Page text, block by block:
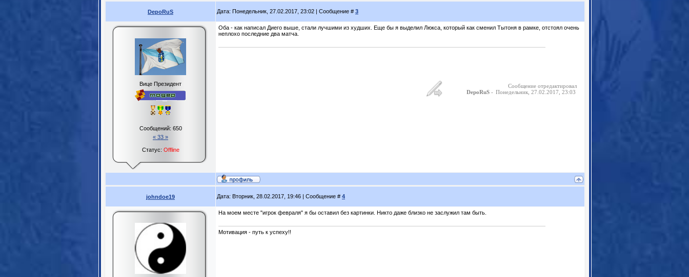
DepoRuS Дата: Понедельник, 27.02.2017, 23:02 | Сообщение # 3
Вице Президент
Сообщений: 650
« 33 »
Статус: Offline
Оба - как написал Диего выше, стали лучшими из худших. Еще бы я выделил Люкса, который как сменил Тытоня в рамке, отстоял очень
неплохо последние два матча.
Сообщение отредактировал
DepoRuS - Понедельник, 27.02.2017, 23:03
johndoe19 Дата: Вторник, 28.02.2017, 19:46 | Сообщение # 4
На моем месте "игрок февраля" я бы оставил без картинки. Никто даже близко не заслужил там быть.
Мотивация - путь к успеху!!